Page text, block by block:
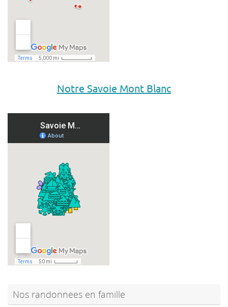
Notre Savoie Mont Blanc
Nos randonnees en famille